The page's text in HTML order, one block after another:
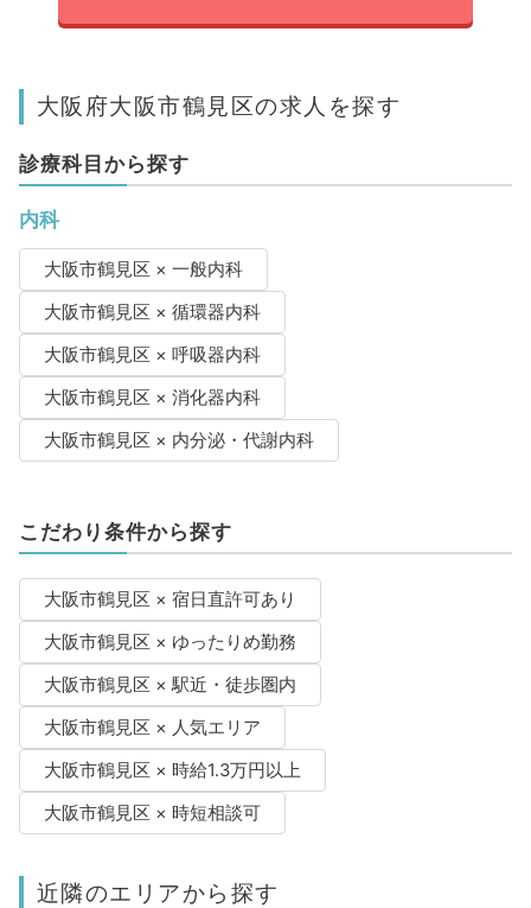
大阪府大阪市鶴見区の求人を探す
診療科目から探す
内科
大阪市鶴見区 × 一般内科
大阪市鶴見区 × 循環器内科
大阪市鶴見区 × 呼吸器内科
大阪市鶴見区 × 消化器内科
大阪市鶴見区 × 内分泌・代謝内科
こだわり条件から探す
大阪市鶴見区 × 宿日直許可あり
大阪市鶴見区 × ゆったりめ勤務
大阪市鶴見区 × 駅近・徒歩圏内
大阪市鶴見区 × 人気エリア
大阪市鶴見区 × 時給1.3万円以上
大阪市鶴見区 × 時短相談可
近隣のエリアから探す